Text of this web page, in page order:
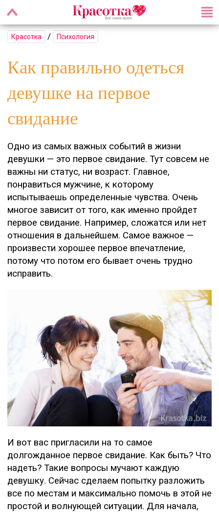
Красотка / Психология
Как правильно одеться
девушке на первое
свидание
Одно из самых важных событий в жизни
девушки — это первое свидание. Тут совсем не
важны ни статус, ни возраст. Главное,
понравиться мужчине, к которому
испытываешь определенные чувства. Очень
многое зависит от того, как именно пройдет
первое свидание. Например, сложатся или нет
отношения в дальнейшем. Самое важное —
произвести хорошее первое впечатление,
потому что потом его бывает очень трудно
исправить.
И вот вас пригласили на то самое
долгожданное первое свидание. Как быть? Что
надеть? Такие вопросы мучают каждую
девушку. Сейчас сделаем попытку разложить
все по местам и максимально помочь в этой не
простой и волнующей ситуации. Для начала,